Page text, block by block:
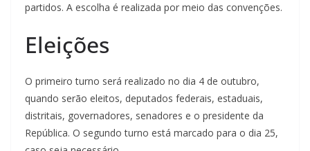
partidos. A escolha é realizada por meio das convenções.
Eleições
O primeiro turno será realizado no dia 4 de outubro,
quando serão eleitos, deputados federais, estaduais,
distritais, governadores, senadores e o presidente da
República. O segundo turno está marcado para o dia 25,